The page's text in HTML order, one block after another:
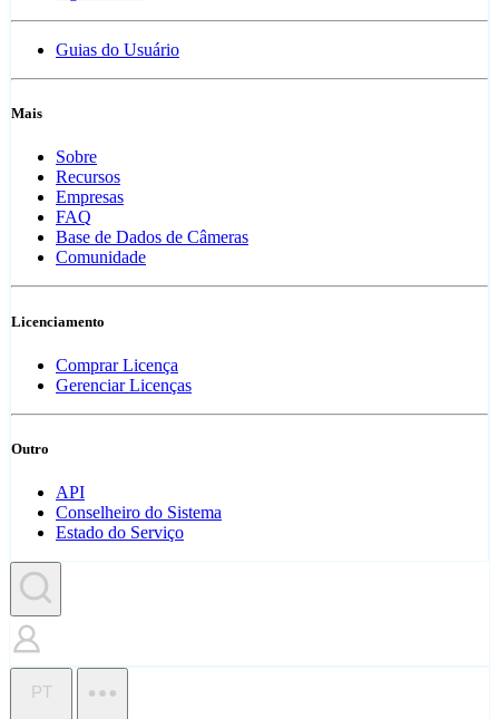
Guias do Usuário
Mais
Sobre
Recursos
Empresas
FAQ
Base de Dados de Câmeras
Comunidade
Licenciamento
Comprar Licença
Gerenciar Licenças
Outro
API
Conselheiro do Sistema
Estado do Serviço
PT